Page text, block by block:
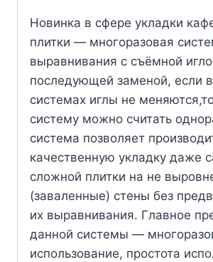
Новинка в сфере укладки
плитки — многоразовая
выравнивания с съёмной
последующей заменой, если
системах иглы не
систему можно считать
система позволяет
качественную укладку даже
сложной плитки на не
(заваленные) стены без
их выравнивания. Главное
данной системы —
использование, простота